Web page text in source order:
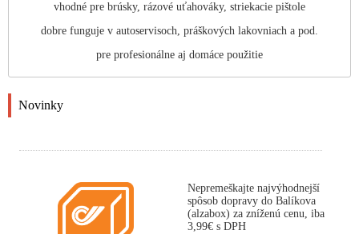
vhodné pre brúsky, rázové uťahováky, striekacie pištole
dobre funguje v autoservisoch, práškových lakovniach a pod.
pre profesionálne aj domáce použitie
Novinky
Nepremeškajte najvýhodnejší
spôsob dopravy do Balíkova
(alzabox) za zníženú cenu, iba
3,99€ s DPH